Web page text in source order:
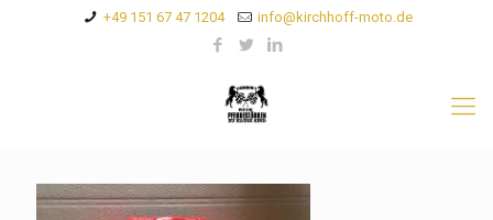
+49 151 67 47 1204 info@kirchhoff-moto.de